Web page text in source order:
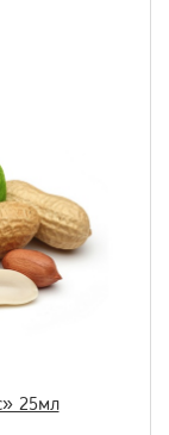
25мл